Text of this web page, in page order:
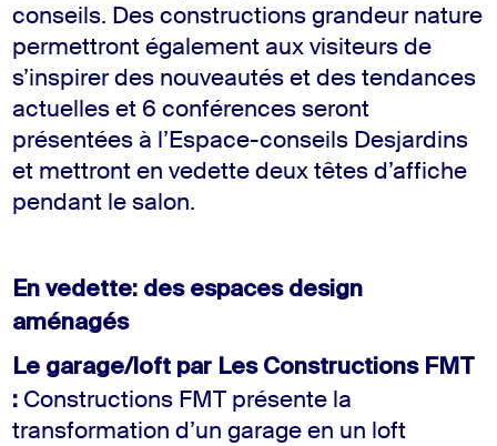
conseils. Des constructions grandeur nature
permettront également aux visiteurs de
s’inspirer des nouveautés et des tendances
actuelles et 6 conférences seront
présentées à l’Espace-conseils Desjardins
et mettront en vedette deux têtes d’affiche
pendant le salon.
En vedette: des espaces design
aménagés
Le garage/loft par Les Constructions FMT
: Constructions FMT présente la
transformation d’un garage en un loft